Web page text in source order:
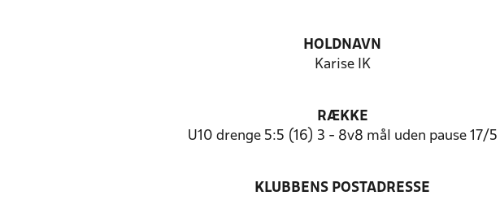
HOLDNAVN
Karise IK
RÆKKE
U10 drenge 5:5 (16) 3 - 8v8 mål uden pause 17/5
KLUBBENS POSTADRESSE